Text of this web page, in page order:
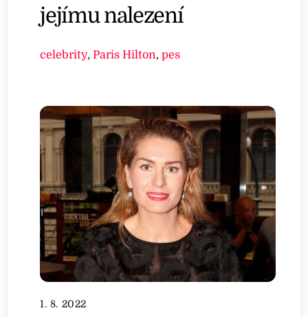
jejímu nalezení
celebrity,Paris Hilton,pes
1. 8. 2022